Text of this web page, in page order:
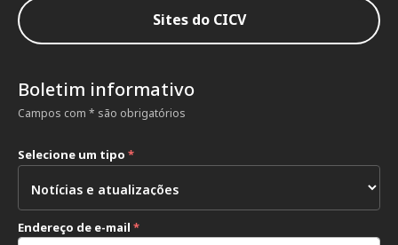
Sites do CICV
Boletim informativo
Campos com * são obrigatórios
Selecione um tipo *
Endereço de e-mail *